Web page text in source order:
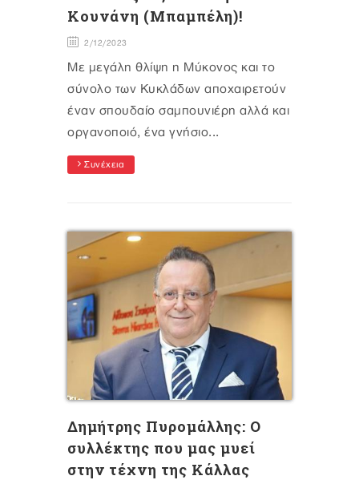
Κουνάνη (Μπαμπέλη)!
2/12/2023
Με μεγάλη θλίψη η Μύκονος και το
σύνολο των Κυκλάδων αποχαιρετούν
έναν σπουδαίο σαμπουνιέρη αλλά και
οργανοποιό, ένα γνήσιο...
Συνέχεια
Δημήτρης Πυρομάλλης: Ο
συλλέκτης που μας μυεί
στην τέχνη της Κάλλας